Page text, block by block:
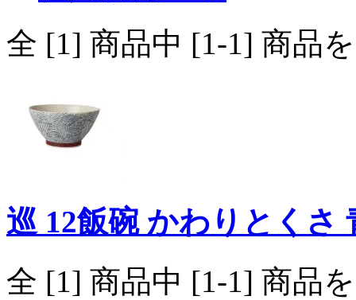
全 [1] 商品中 [1-1] 商品
巡 12飯碗 かわりとくさ
全 [1] 商品中 [1-1] 商品